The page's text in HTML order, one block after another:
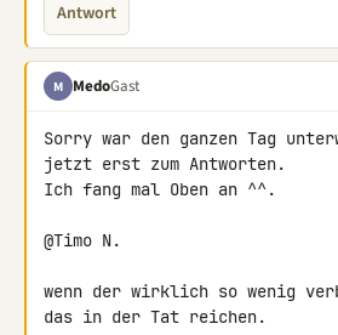
Antwort
M MedoGast
Sorry war den ganzen Tag
jetzt erst zum Antworten.
Ich fang mal Oben an ^^.
@Timo N.
wenn der wirklich so wenig
das in der Tat reichen.